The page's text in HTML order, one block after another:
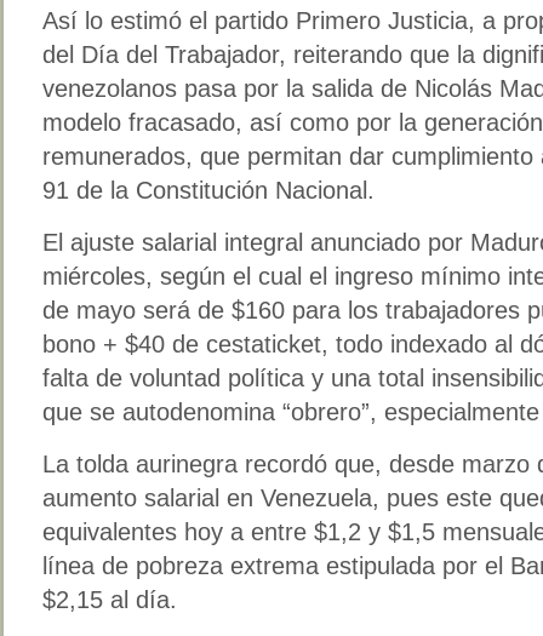
Así lo estimó el partido Primero Justicia, a
del Día del Trabajador, reiterando que la
venezolanos pasa por la salida de Nicolás
modelo fracasado, así como por la
remunerados, que permitan dar
91 de la Constitución Nacional.
El ajuste salarial integral anunciado por
miércoles, según el cual el ingreso mínimo
de mayo será de $160 para los trabajadores
bono + $40 de cestaticket, todo indexado al
falta de voluntad política y una total
que se autodenomina “obrero”,
La tolda aurinegra recordó que, desde marzo
aumento salarial en Venezuela, pues este
equivalentes hoy a entre $1,2 y $1,5
línea de pobreza extrema estipulada por el
$2,15 al día.